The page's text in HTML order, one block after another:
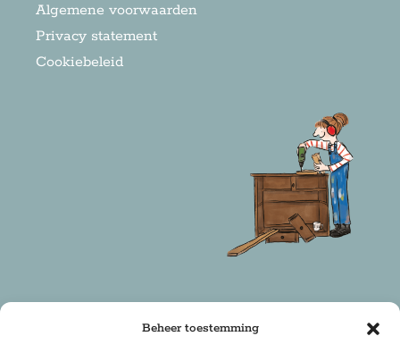
Beheer toestemming
Algemene voorwaarden
Privacy statement
Cookiebeleid